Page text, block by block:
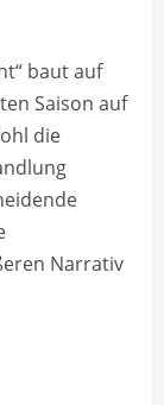
baut auf
Saison auf
die
Narrativ